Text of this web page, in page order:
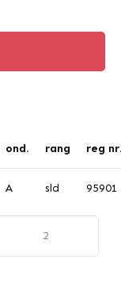
ond. rang reg
A sld 95901
2